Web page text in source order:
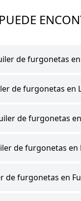
de furgonetas
de furgonetas en
de furgonetas
de furgonetas en
de furgonetas en